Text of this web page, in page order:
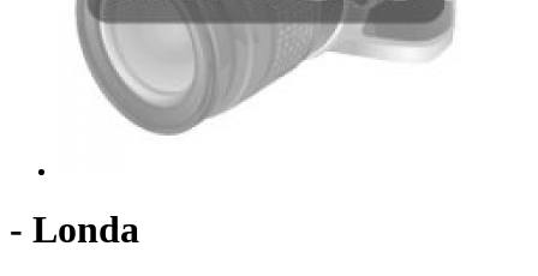
- Londa